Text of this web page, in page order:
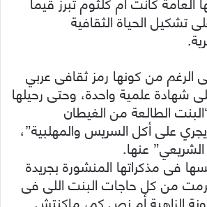
الحياة الثقافية
من كونها رمز ثقافى عربي
شهادة علمية واحدة، وحتى رحيلها
الطالعة من الغيطان
على أكل السريس والمهلبية”،
عنها.
فى مذكراتها المنشورة بجريدة
من كل حاجات البنت اللى فى
الزاهية أم نص كم، ماكنتش